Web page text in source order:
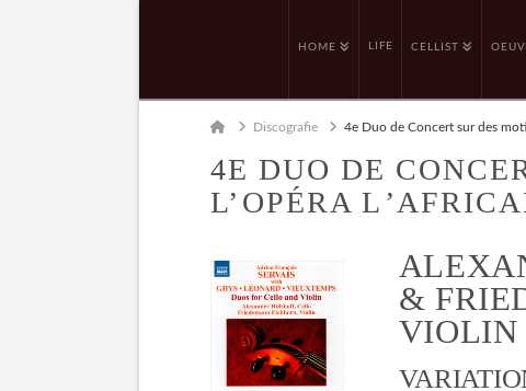
HOME LIFE CELLIST
HomeDiscografie 4e Duo de Concert sur des
4E DUO DE
L’OPÉRA
&
VIOLIN